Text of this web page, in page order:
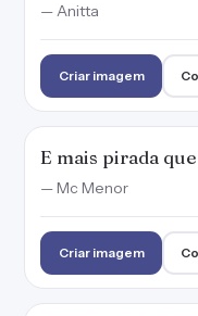
— Anitta
Criar imagem
E mais pirada
— Mc Menor
Criar imagem